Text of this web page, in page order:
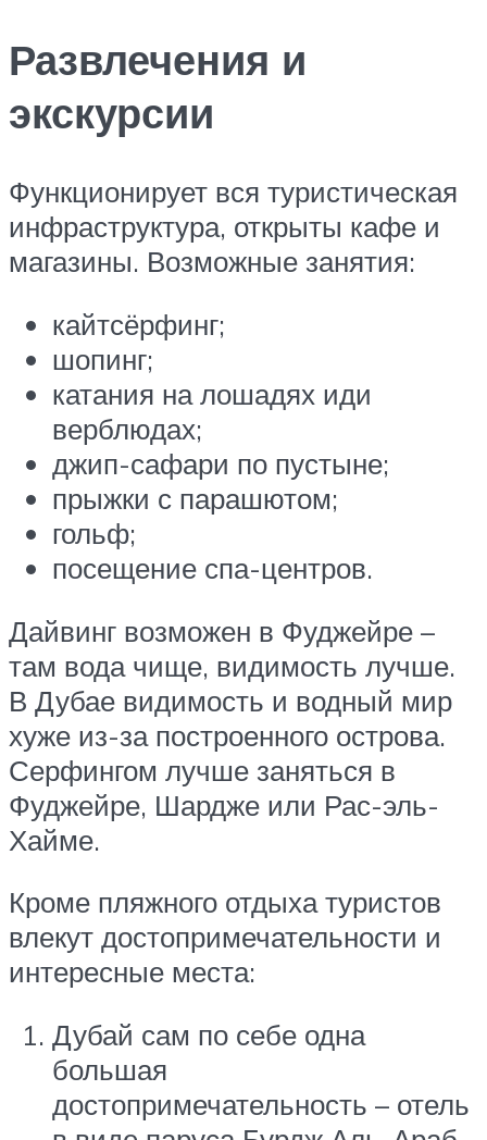
Развлечения и
экскурсии
Функционирует вся туристическая
инфраструктура, открыты кафе и
магазины. Возможные занятия:
кайтсёрфинг;
шопинг;
катания на лошадях иди
верблюдах;
джип-сафари по пустыне;
прыжки с парашютом;
гольф;
посещение спа-центров.
Дайвинг возможен в Фуджейре –
там вода чище, видимость лучше.
В Дубае видимость и водный мир
хуже из-за построенного острова.
Серфингом лучше заняться в
Фуджейре, Шардже или Рас-эль-
Хайме.
Кроме пляжного отдыха туристов
влекут достопримечательности и
интересные места:
Дубай сам по себе одна
большая
достопримечательность – отель